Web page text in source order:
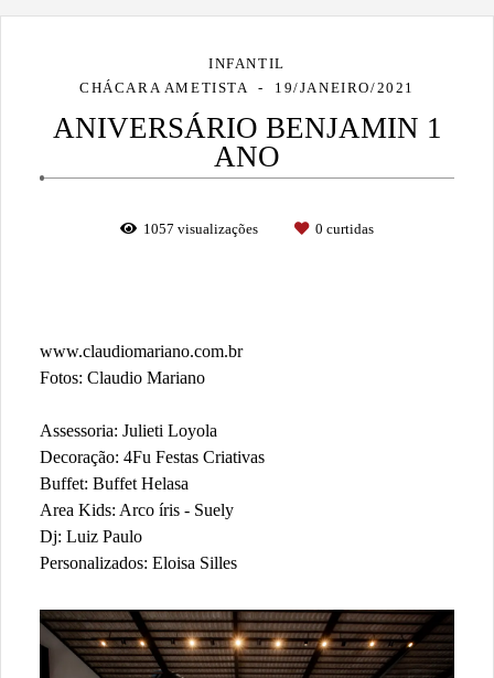
INFANTIL
CHÁCARA AMETISTA
19/JANEIRO/2021
ANIVERSÁRIO BENJAMIN 1
ANO
1057 visualizações 0 curtidas
www.claudiomariano.com.br
Fotos: Claudio Mariano
Assessoria: Julieti Loyola
Decoração: 4Fu Festas Criativas
Buffet: Buffet Helasa
Area Kids: Arco íris - Suely
Dj: Luiz Paulo
Personalizados: Eloisa Silles